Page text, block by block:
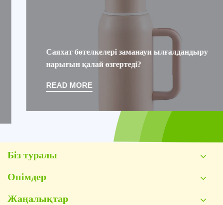
Саяхат бөтелкелері заманауи ылғалдандыру
нарығын қалай өзгертеді?
READ MORE
Біз туралы
Өнімдер
Жаңалықтар